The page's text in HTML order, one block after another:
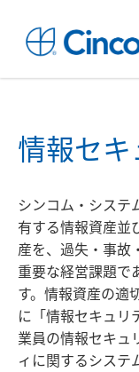
情報セ
シンコム・システ
有する情報資産並
産を、過失・事故
重要な経営課題で
す。情報資産の適
に「情報セキュリ
業員の情報セキュ
ィに関するシステ